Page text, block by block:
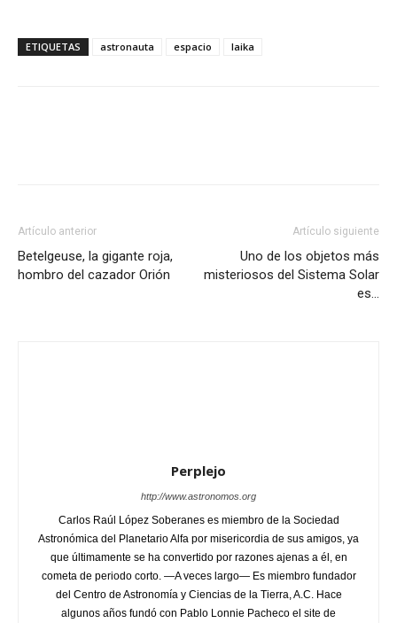
ETIQUETAS astronauta espacio laika
Artículo anterior
Betelgeuse, la gigante roja,
hombro del cazador Orión
Artículo siguiente
Uno de los objetos más
misteriosos del Sistema Solar
es…
Perplejo
http://www.astronomos.org
Carlos Raúl López Soberanes es miembro de la Sociedad
Astronómica del Planetario Alfa por misericordia de sus amigos, ya
que últimamente se ha convertido por razones ajenas a él, en
cometa de periodo corto. —A veces largo— Es miembro fundador
del Centro de Astronomía y Ciencias de la Tierra, A.C. Hace
algunos años fundó con Pablo Lonnie Pacheco el site de